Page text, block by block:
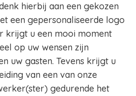
hierbij aan een gekozen
een gepersonaliseerde logo
krijgt u een mooi moment
op uw wensen zijn
uw gasten. Tevens krijgt u
van een van onze
gedurende het